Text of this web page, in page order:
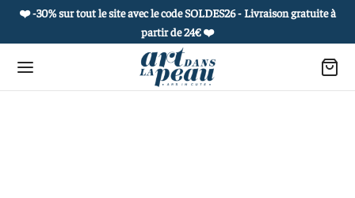
❤️ -30% sur tout le site avec le code SOLDES26 - Livraison gratuite à
partir de 24€❤️